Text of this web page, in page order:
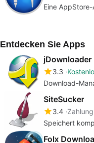
Eine
Entdecken Sie Apps
jDownloader
3.3
Download-
SiteSucker
3.4 Zahlung
Speichert
Folx